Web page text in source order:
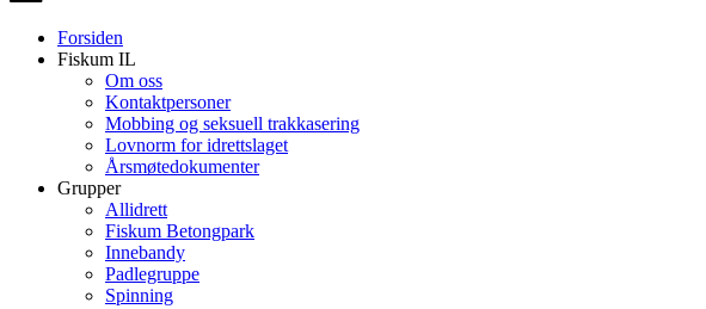
Forsiden
Fiskum IL
Om oss
Kontaktpersoner
Mobbing og seksuell trakkasering
Lovnorm for idrettslaget
Årsmøtedokumenter
Grupper
Allidrett
Fiskum Betongpark
Innebandy
Padlegruppe
Spinning